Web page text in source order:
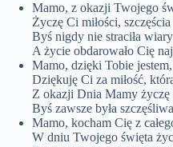
Mamo, z okazji Twojego
Życzę Ci miłości,
Byś nigdy nie straciła
A życie obdarowało Cię
Mamo, dzięki Tobie
Dziękuję Ci za miłość,
Z okazji Dnia Mamy życzę
Byś zawsze była
Mamo, kocham Cię z
W dniu Twojego święta